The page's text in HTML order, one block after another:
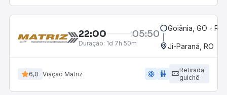
22:00 05:50
Duração: 1d 7h 50m
Goiânia, GO -
Ji-Paraná, RO
6,0 Viação Matriz ac_unit wc
Retirada
guichê